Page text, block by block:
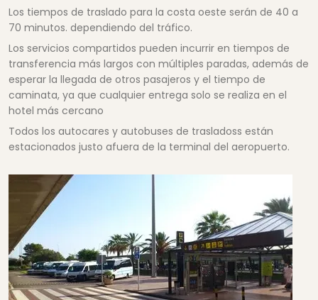
Los tiempos de traslado para la costa oeste serán de 40 a
70 minutos. dependiendo del tráfico.
Los servicios compartidos pueden incurrir en tiempos de
transferencia más largos con múltiples paradas, además de
esperar la llegada de otros pasajeros y el tiempo de
caminata, ya que cualquier entrega solo se realiza en el
hotel más cercano
Todos los autocares y autobuses de trasladoss están
estacionados justo afuera de la terminal del aeropuerto.